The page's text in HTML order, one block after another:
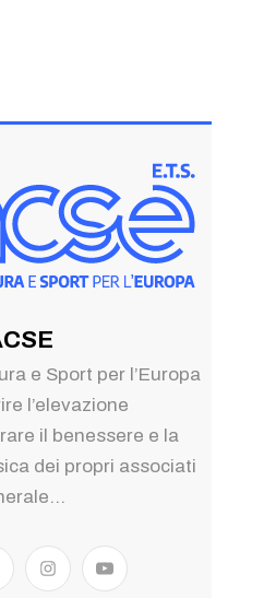
e Sport per l’Europa
l’elevazione
il benessere e la
dei propri associati